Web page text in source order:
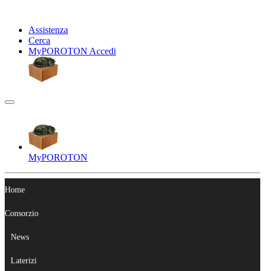
Assistenza
Cerca
MyPOROTON Accedi
MyPOROTON
Home
Consorzio
News
Laterizi